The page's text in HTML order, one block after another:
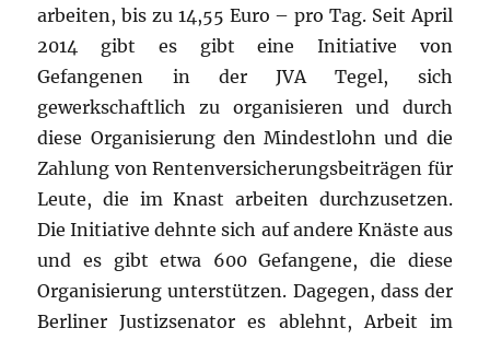
arbeiten, bis zu 14,55 Euro – pro Tag. Seit April
2014 gibt es gibt eine Initiative von
Gefangenen in der JVA Tegel, sich
gewerkschaftlich zu organisieren und durch
diese Organisierung den Mindestlohn und die
Zahlung von Rentenversicherungsbeiträgen für
Leute, die im Knast arbeiten durchzusetzen.
Die Initiative dehnte sich auf andere Knäste aus
und es gibt etwa 600 Gefangene, die diese
Organisierung unterstützen. Dagegen, dass der
Berliner Justizsenator es ablehnt, Arbeit im